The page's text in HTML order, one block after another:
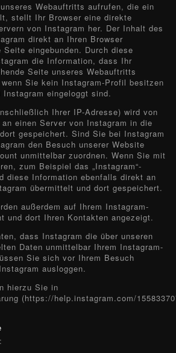
Webauftritts aufrufen, die ein
stellt Ihr Browser eine direkte
von Instagram her. Der Inhalt des
direkt an Ihren Browser
eingebunden. Durch diese
die Information, dass Ihr
Seite unseres Webauftritts
Sie kein Instagram-Profil besitzen
eingeloggt sind.
Ihrer IP-Adresse) wird von
einen Server von Instagram in die
gespeichert. Sind Sie bei Instagram
den Besuch unserer Website
unmittelbar zuordnen. Wenn Sie mit
zum Beispiel das „Instagram“-
diese Information ebenfalls direkt an
übermittelt und dort gespeichert.
außerdem auf Ihrem Instagram-
und dort Ihren Kontakten angezeigt.
dass Instagram die über unseren
Daten unmittelbar Ihrem Instagram-
Sie sich vor Ihrem Besuch
ausloggen.
hierzu Sie in
(https://help.instagram.com/